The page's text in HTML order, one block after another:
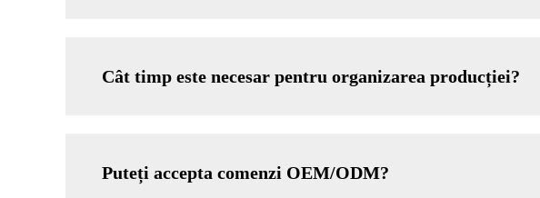
Cât timp este necesar pentru organizarea producției?
Puteți accepta comenzi OEM/ODM?